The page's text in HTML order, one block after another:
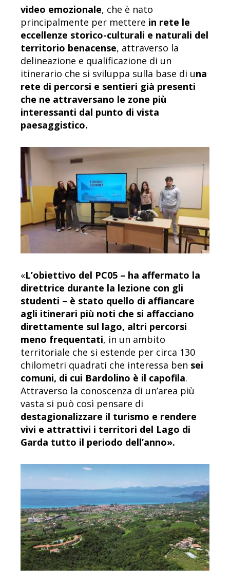
video emozionale, che è nato
principalmente per mettere in rete le
eccellenze storico-culturali e naturali del
territorio benacense, attraverso la
delineazione e qualificazione di un
itinerario che si sviluppa sulla base di una
rete di percorsi e sentieri già presenti
che ne attraversano le zone più
interessanti dal punto di vista
paesaggistico.
«L’obiettivo del PC05 – ha affermato la
direttrice durante la lezione con gli
studenti – è stato quello di affiancare
agli itinerari più noti che si affacciano
direttamente sul lago, altri percorsi
meno frequentati, in un ambito
territoriale che si estende per circa 130
chilometri quadrati che interessa ben sei
comuni, di cui Bardolino è il capofila.
Attraverso la conoscenza di un’area più
vasta si può così pensare di
destagionalizzare il turismo e rendere
vivi e attrattivi i territori del Lago di
Garda tutto il periodo dell’anno».